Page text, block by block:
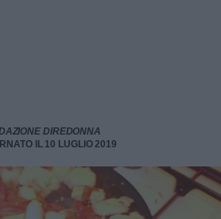
DIREDONNA
IL 10 LUGLIO 2019